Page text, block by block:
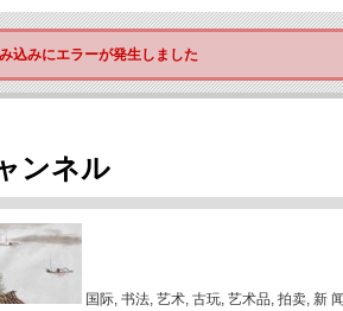
込みにエラーが発生しました
ンネル
国际, 书法, 艺术, 古玩, 艺术品, 拍卖, 新